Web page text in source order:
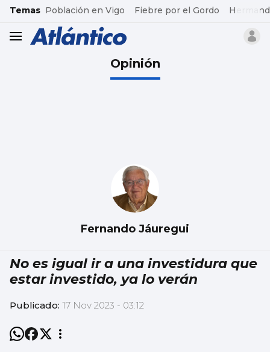
common.go-to-content
Temas Población en Vigo Fiebre por el Gordo
header.menu.open
Opinión
Fernando Jáuregui
No es igual ir a una investidura que
estar investido, ya lo verán
Publicado: 17 Nov 2023 - 03:12